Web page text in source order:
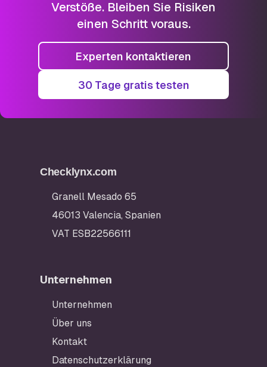
Verstöße. Bleiben Sie Risiken
einen Schritt voraus.
Experten kontaktieren
30 Tage gratis testen
Checklynx.com
Granell Mesado 65
46013 Valencia, Spanien
VAT ESB22566111
Unternehmen
Unternehmen
Über uns
Kontakt
Datenschutzerklärung